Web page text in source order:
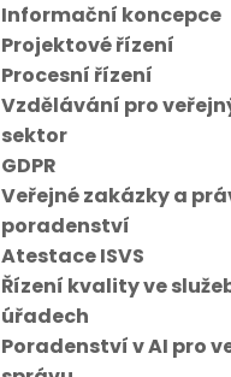
Informační koncepce
Projektové řízení
Procesní řízení
Vzdělávání pro
sektor
GDPR
Veřejné zakázky a
poradenství
Atestace ISVS
Řízení kvality ve
úřadech
Poradenství v AI pro